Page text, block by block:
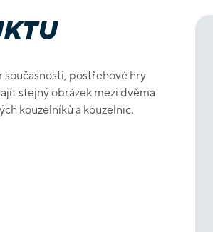
současnosti, postřehové hry
stejný obrázek mezi dvěma
kouzelníků a kouzelnic.